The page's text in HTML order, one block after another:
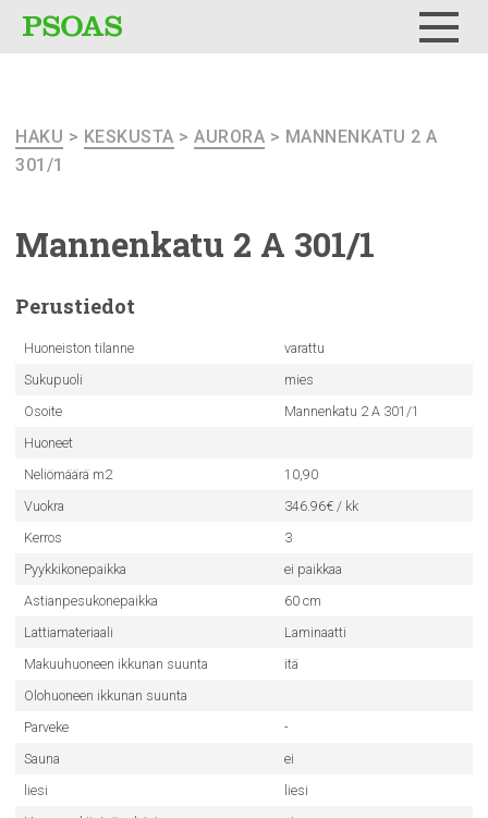
HAKU > KESKUSTA > AURORA > MANNENKATU 2 A
301/1
Mannenkatu 2 A 301/1
Perustiedot
Huoneiston tilanne
varattu
Sukupuoli
mies
Osoite
Mannenkatu 2 A 301/1
Huoneet
Neliömäärä m2
10,90
Vuokra
346.96€ / kk
Kerros
3
Pyykkikonepaikka
ei paikkaa
Astianpesukonepaikka
60 cm
Lattiamateriaali
Laminaatti
Makuuhuoneen ikkunan suunta
itä
Olohuoneen ikkunan suunta
Parveke
-
Sauna
ei
liesi
liesi